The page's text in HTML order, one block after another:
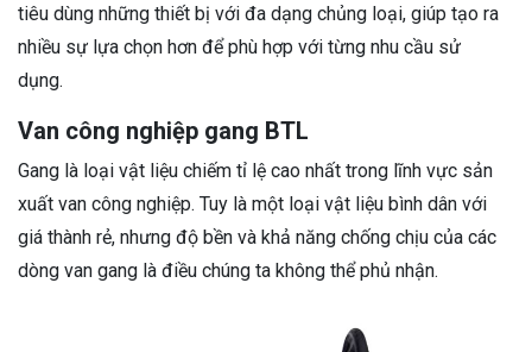
tiêu dùng những thiết bị với đa dạng chủng loại, giúp tạo ra
nhiều sự lựa chọn hơn để phù hợp với từng nhu cầu sử
dụng.
Van công nghiệp gang BTL
Gang là loại vật liệu chiếm tỉ lệ cao nhất trong lĩnh vực sản
xuất van công nghiệp. Tuy là một loại vật liệu bình dân với
giá thành rẻ, nhưng độ bền và khả năng chống chịu của các
dòng van gang là điều chúng ta không thể phủ nhận.